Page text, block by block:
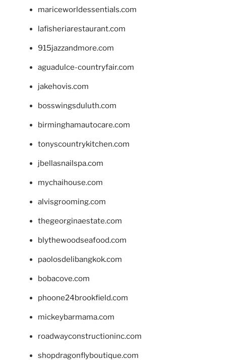
mariceworldessentials.com
lafisheriarestaurant.com
915jazzandmore.com
aguadulce-countryfair.com
jakehovis.com
bosswingsduluth.com
birminghamautocare.com
tonyscountrykitchen.com
jbellasnailspa.com
mychaihouse.com
alvisgrooming.com
thegeorginaestate.com
blythewoodseafood.com
paolosdelibangkok.com
bobacove.com
phoone24brookfield.com
mickeybarmama.com
roadwayconstructioninc.com
shopdragonflyboutique.com